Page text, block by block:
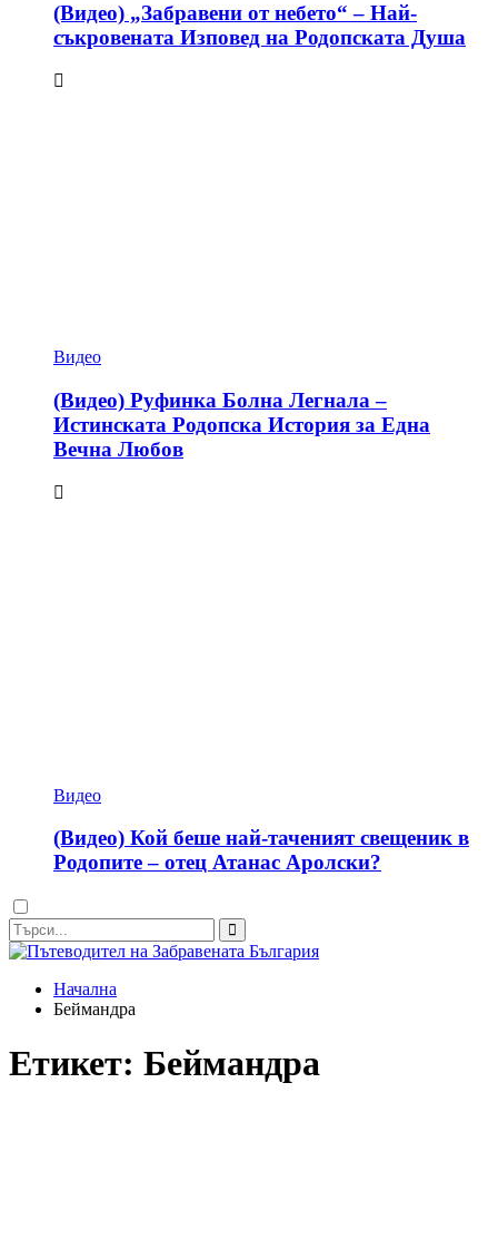
(Видео) „Забравени от небето“ – Най-
съкровената Изповед на Родопската Душа
Видео
(Видео) Руфинка Болна Легнала –
Истинската Родопска История за Една
Вечна Любов
Видео
(Видео) Кой беше най-таченият свещеник в
Родопите – отец Атанас Аролски?
Dark
mode
Начална
Беймандра
Етикет: Беймандра